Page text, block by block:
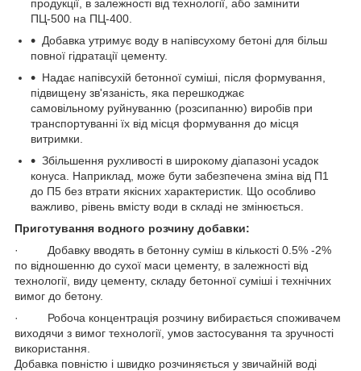
продукції, в залежності від технології, або замінити
ПЦ-500 на ПЦ-400.
Добавка утримує воду в напівсухому бетоні для більш
повної гідратації цементу.
Надає напівсухій бетонної суміші, після формування,
підвищену зв'язаність, яка перешкоджає
самовільному руйнуванню (розсипанню) виробів при
транспортуванні їх від місця формування до місця
витримки.
Збільшення рухливості в широкому діапазоні усадок
конуса. Наприклад, може бути забезпечена зміна від П1
до П5 без втрати якісних характеристик. Що особливо
важливо, рівень вмісту води в складі не змінюється.
Приготування водного розчину добавки:
· Добавку вводять в бетонну суміш в кількості 0.5% -2%
по відношенню до сухої маси цементу, в залежності від
технології, виду цементу, складу бетонної суміші і технічних
вимог до бетону.
· Робоча концентрація розчину вибирається споживачем
виходячи з вимог технології, умов застосування та зручності
використання.
Добавка повністю і швидко розчиняється у звичайній воді